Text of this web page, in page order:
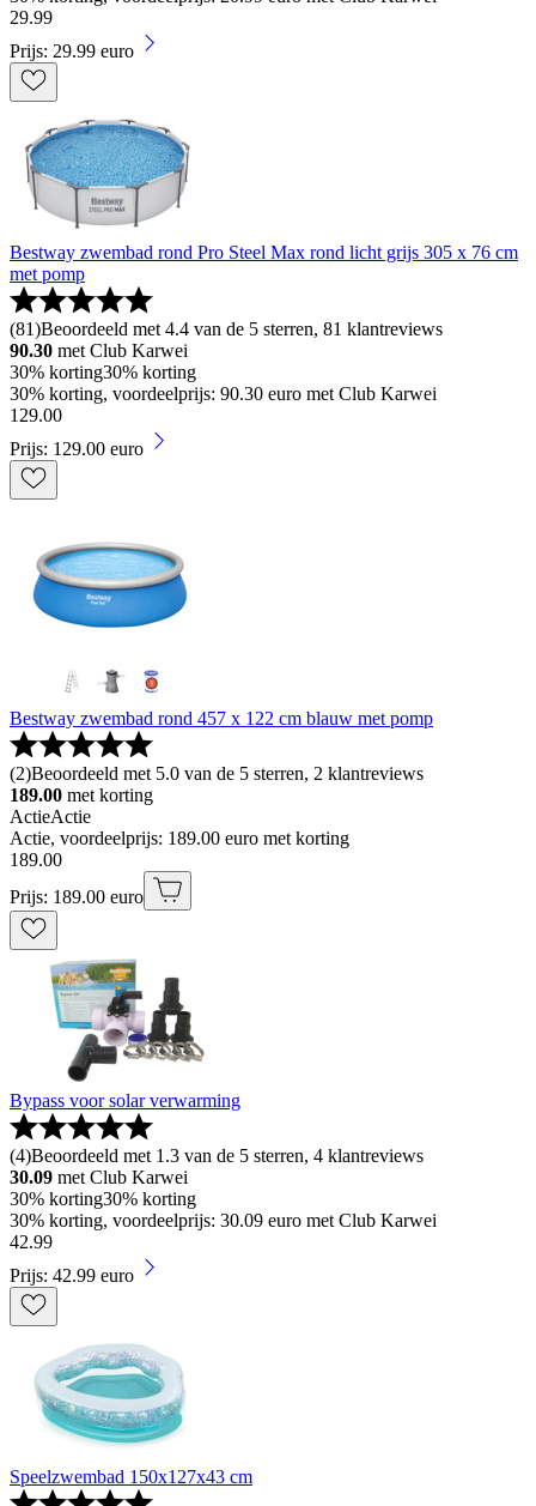
29.99
Prijs: 29.99 euro
Bestway zwembad rond Pro Steel Max rond licht grijs 305 x 76 cm
met pomp
(81)Beoordeeld met 4.4 van de 5 sterren, 81 klantreviews
90.30 met Club Karwei
30% korting30% korting
30% korting, voordeelprijs: 90.30 euro met Club Karwei
129.00
Prijs: 129.00 euro
Bestway zwembad rond 457 x 122 cm blauw met pomp
(2)Beoordeeld met 5.0 van de 5 sterren, 2 klantreviews
189.00 met korting
ActieActie
Actie, voordeelprijs: 189.00 euro met korting
189.00
Prijs: 189.00 euro
Bypass voor solar verwarming
(4)Beoordeeld met 1.3 van de 5 sterren, 4 klantreviews
30.09 met Club Karwei
30% korting30% korting
30% korting, voordeelprijs: 30.09 euro met Club Karwei
42.99
Prijs: 42.99 euro
Speelzwembad 150x127x43 cm